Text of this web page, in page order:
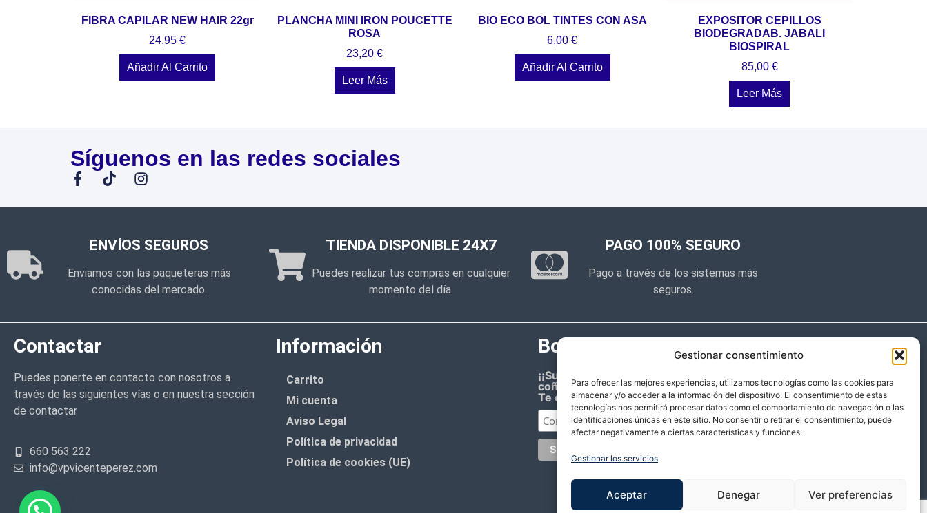
Gestionar consentimiento
Para ofrecer las mejores experiencias, utilizamos tecnologías como las cookies para
almacenar y/o acceder a la información del dispositivo. El consentimiento de estas
tecnologías nos permitirá procesar datos como el comportamiento de navegación o las
identificaciones únicas en este sitio. No consentir o retirar el consentimiento, puede
afectar negativamente a ciertas características y funciones.
Gestionar los servicios
Aceptar Denegar Ver preferencias
FIBRA CAPILAR NEW HAIR 22gr
24,95€
Añadir Al Carrito
PLANCHA MINI IRON POUCETTE
ROSA
23,20€
Leer Más
BIO ECO BOL TINTES CON ASA
6,00€
Añadir Al Carrito
EXPOSITOR CEPILLOS
BIODEGRADAB. JABALI
BIOSPIRAL
85,00 €
Leer Más
Síguenos en las redes sociales
ENVÍOS SEGUROS
Enviamos con las paqueteras más
conocidas del mercado.
TIENDA DISPONIBLE 24X7
Puedes realizar tus compras en cualquier
momento del día.
PAGO 100% SEGURO
Pago a través de los sistemas más
seguros.
Contactar
Puedes ponerte en contacto con nosotros a
través de las siguientes vías o en nuestra sección
de contactar
660 563 222
info@vpvicenteperez.com
Información
Carrito
Mi cuenta
Aviso Legal
Política de privacidad
Política de cookies (UE)
Boletín de noticias
¡¡Suscríbete y prometemos no dar mucho el
coñazo.!!
Te enviaremos sólo cosas importantes.